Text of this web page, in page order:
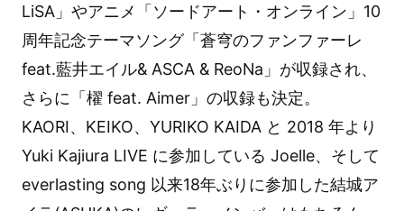
LiSA」やアニメ「ソードアート・オンライン」10
周年記念テーマソング「蒼穹のファンファーレ
feat.藍井エイル& ASCA & ReoNa」が収録され、
さらに「櫂 feat. Aimer」の収録も決定。
KAORI、KEIKO、YURIKO KAIDA と 2018 年より
Yuki Kajiura LIVE に参加している Joelle、そして
everlasting song 以来18年ぶりに参加した結城ア